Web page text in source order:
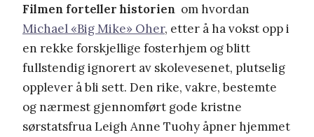
Filmen forteller historien om hvordan
Michael «Big Mike» Oher, etter å ha vokst opp i
en rekke forskjellige fosterhjem og blitt
fullstendig ignorert av skolevesenet, plutselig
opplever å bli sett. Den rike, vakre, bestemte
og nærmest gjennomført gode kristne
sørstatsfrua Leigh Anne Tuohy åpner hjemmet